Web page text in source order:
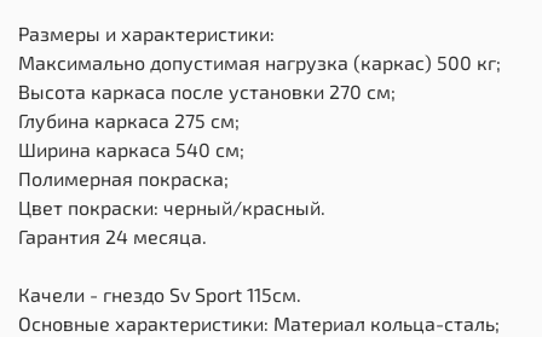
Размеры и характеристики:
Максимально допустимая нагрузка (каркас) 500 кг;
Высота каркаса после установки 270 см;
Глубина каркаса 275 см;
Ширина каркаса 540 см;
Полимерная покраска;
Цвет покраски: черный/красный.
Гарантия 24 месяца.
Качели - гнездо Sv Sport 115см.
Основные характеристики: Материал кольца-сталь;